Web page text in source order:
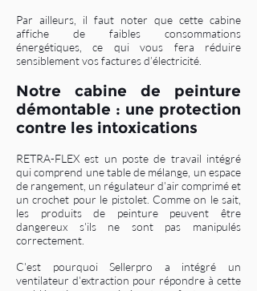
Par ailleurs, il faut noter que cette cabine
affiche de faibles consommations
énergétiques, ce qui vous fera réduire
sensiblement vos factures d’électricité.
Notre cabine de peinture
démontable : une protection
contre les intoxications
RETRA-FLEX est un poste de travail intégré
qui comprend une table de mélange, un espace
de rangement, un régulateur d'air comprimé et
un crochet pour le pistolet. Comme on le sait,
les produits de peinture peuvent être
dangereux s'ils ne sont pas manipulés
correctement.
C'est pourquoi Sellerpro a intégré un
ventilateur d'extraction pour répondre à cette